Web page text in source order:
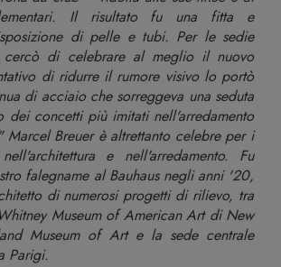
Il risultato fu una fitta e
di pelle e tubi. Per le sedie
cercò di celebrare al meglio il nuovo
di ridurre il rumore visivo lo portò
di acciaio che sorreggeva una seduta
dei concetti più imitati nell'arredamento
Marcel Breuer è altrettanto celebre per i
e nell'arredamento. Fu
falegname al Bauhaus negli anni '20,
di numerosi progetti di rilievo, tra
Museum of American Art di New
Museum of Art e la sede centrale
Parigi.